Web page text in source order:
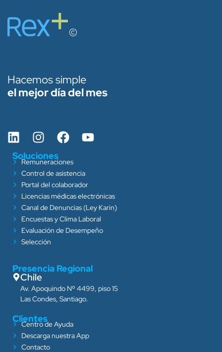
Hacemos simple
el mejor día del mes
Soluciones
Remuneraciones
Control de asistencia
Portal del colaborador
Licencias médicas electrónicas
Canal de Denuncias (Ley Karin)
Encuestas y Clima Laboral
Evaluación de Desempeño
Selección
Presencia Regional
Chile
Av. Apoquindo Nº 4499, piso 15
Las Condes, Santiago.
Clientes
Centro de Ayuda
Descarga nuestra App
Contacto